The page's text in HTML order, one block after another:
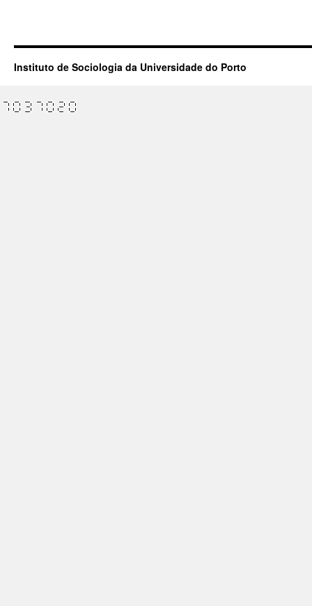
Instituto de Sociologia da Universidade do Porto